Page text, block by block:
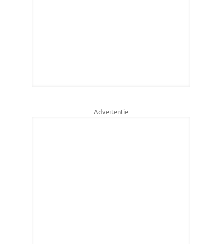
Advertentie